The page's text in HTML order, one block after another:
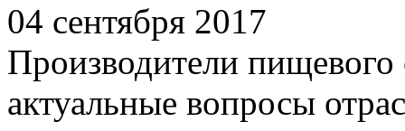
04 сентября 2017
Производители пищевого
актуальные вопросы